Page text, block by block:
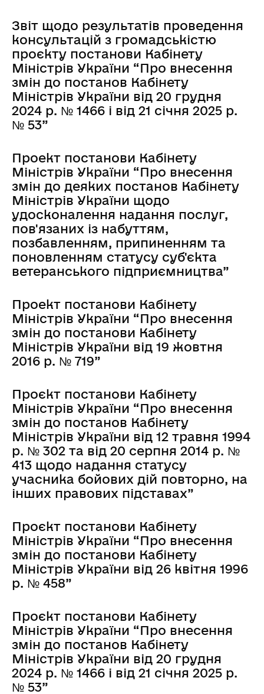
Звіт щодо результатів проведення
консультацій з громадськістю
проєкту постанови Кабінету
Міністрів України “Про внесення
змін до постанов Кабінету
Міністрів України від 20 грудня
2024 р. № 1466 і від 21 січня 2025 р.
№ 53”
Проект постанови Кабінету
Міністрів України “Про внесення
змін до деяких постанов Кабінету
Міністрів України щодо
удосконалення надання послуг,
пов'язаних із набуттям,
позбавленням, припиненням та
поновленням статусу суб'єкта
ветеранського підприємництва”
Проект постанови Кабінету
Міністрів України “Про внесення
змін до постанови Кабінету
Міністрів України від 19 жовтня
2016 р. № 719”
Проєкт постанови Кабінету
Міністрів України “Про внесення
змін до постанов Кабінету
Міністрів України від 12 травня 1994
р. № 302 та від 20 серпня 2014 р. №
413 щодо надання статусу
учасника бойових дій повторно, на
інших правових підставах”
Проєкт постанови Кабінету
Міністрів України “Про внесення
змін до постанови Кабінету
Міністрів України від 26 квітня 1996
р. № 458”
Проєкт постанови Кабінету
Міністрів України “Про внесення
змін до постанов Кабінету
Міністрів України від 20 грудня
2024 р. № 1466 і від 21 січня 2025 р.
№ 53”